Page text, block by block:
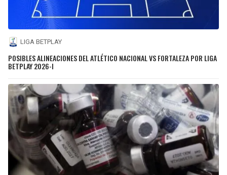
LIGA BETPLAY
POSIBLES ALINEACIONES DEL ATLÉTICO NACIONAL VS FORTALEZA POR LIGA
BETPLAY 2026-I